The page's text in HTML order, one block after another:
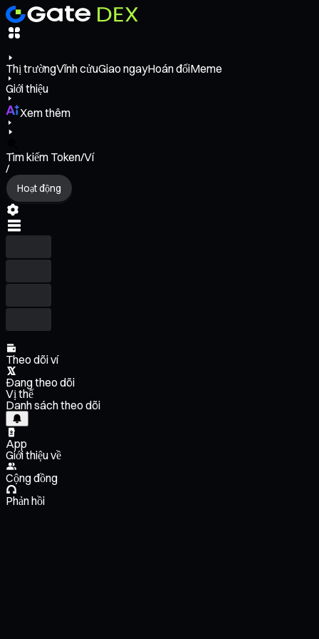
Thị trườngVĩnh cửuGiao ngayHoán đổiMeme
Giới thiệu
Xem thêm
Tìm kiếm Token/Ví
/
Hoạt động
Theo dõi ví
Đang theo dõi
Vị thế
Danh sách theo dõi
App
Giới thiệu về
Cộng đồng
Phản hồi